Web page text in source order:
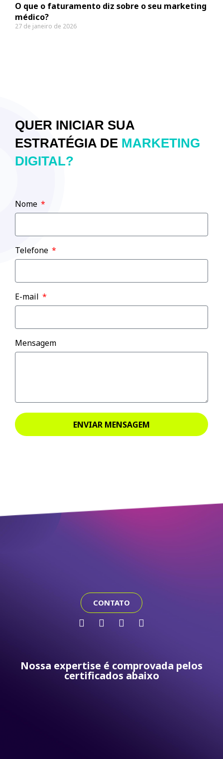
O que o faturamento diz sobre o seu marketing
médico?
27 de janeiro de 2026
QUER INICIAR SUA
ESTRATÉGIA DE MARKETING
DIGITAL?
Nome
Telefone
E-mail
Mensagem
ENVIAR MENSAGEM
CONTATO
Nossa expertise é comprovada pelos
certificados abaixo